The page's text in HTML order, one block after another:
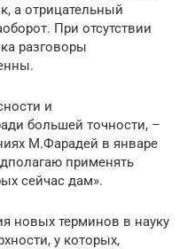
а отрицательный
При отсутствии
разговоры
и
большей точности, –
М.Фарадей в январе
применять
сейчас дам».
новых терминов в науку
у которых,